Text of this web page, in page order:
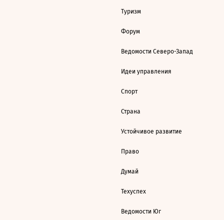
Туризм
Форум
Ведомости Северо-Запад
Идеи управления
Спорт
Страна
Устойчивое развитие
Право
Думай
Техуспех
Ведомости Юг